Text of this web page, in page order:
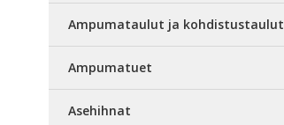
Ampumataulut ja kohdistustaulut
Ampumatuet
Asehihnat